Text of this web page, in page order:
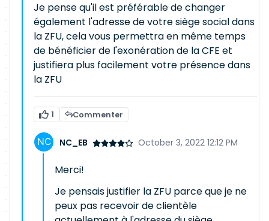
Je pense qu'il est préférable de changer
également l'adresse de votre siège social dans
la ZFU, cela vous permettra en même temps
de bénéficier de l'exonération de la CFE et
justifiera plus facilement votre présence dans
la ZFU
1 Commenter
NC_EB October 3, 2022 12:12 PM
Merci!
Je pensais justifier la ZFU parce que je ne
peux pas recevoir de clientèle